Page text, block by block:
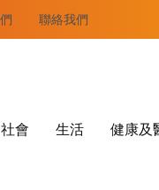
聯絡我們
社會 生活 健康及